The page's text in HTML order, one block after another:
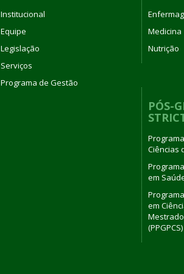
Institucional
Equipe
Legislação
Serviços
Programa de Gestão
Medicina
Nutrição
PÓS-
Ciências
em
em
(PPGPCS)